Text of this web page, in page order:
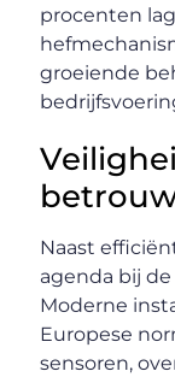
procenten
groeiende
Naast
agenda bij
Moderne
Europese
sensoren,